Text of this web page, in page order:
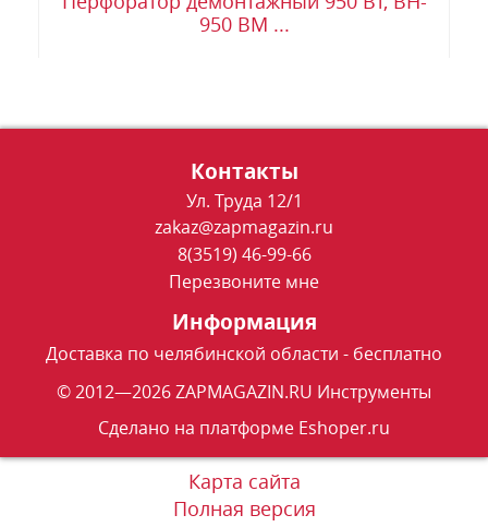
950 BM ...
Контакты
Ул. Труда 12/1
zakaz@zapmagazin.ru
8(3519) 46-99-66
Перезвоните мне
Информация
Доставка по челябинской области - бесплатно
© 2012—2026 ZAPMAGAZIN.RU Инструменты
Сделано на платформе Eshoper.ru
Карта сайта
Полная версия